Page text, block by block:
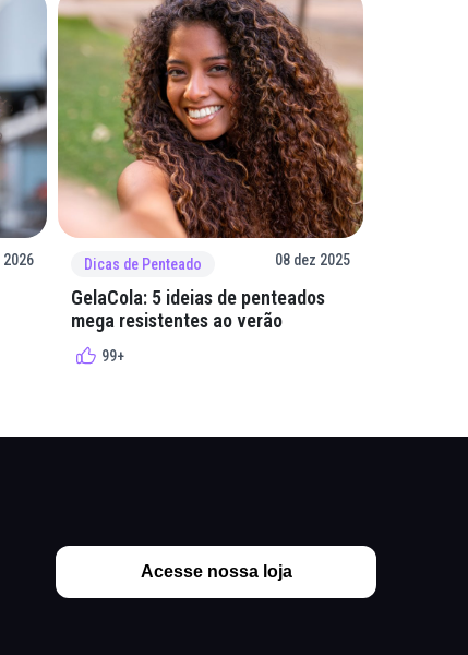
2026 Dicas de Penteado 08 dez 2025
GelaCola: 5 ideias de penteados
mega resistentes ao verão
99+
Acesse nossa loja